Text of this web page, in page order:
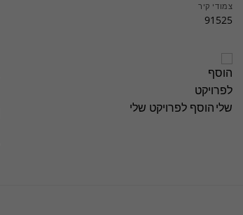
צמודי קיר
91525
הוסף לפרויקט שלי